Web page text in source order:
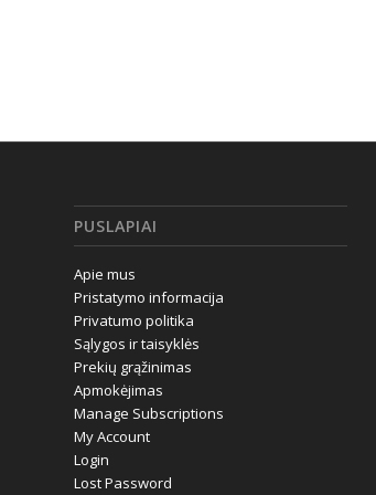
PUSLAPIAI
Apie mus
Pristatymo informacija
Privatumo politika
Sąlygos ir taisyklės
Prekių grąžinimas
Apmokėjimas
Manage Subscriptions
My Account
Login
Lost Password